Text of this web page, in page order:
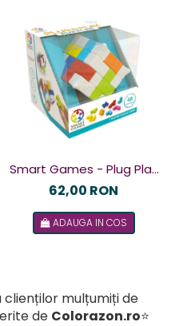
Smart Games - Plug Play
Puzzler, joc de logica cu
romana
62,00 RON
ADAUGA IN COS
clienților mulțumiți de
de Colorazon.ro⭐